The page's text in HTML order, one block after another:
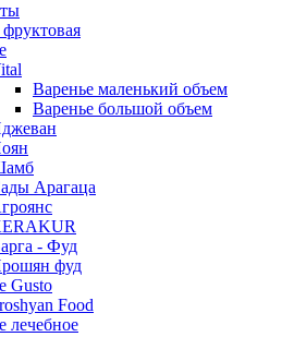
Варенье маленький объем
Варенье большой объем
Арагаца
- Фуд
фуд
Gusto
Food
лечебное